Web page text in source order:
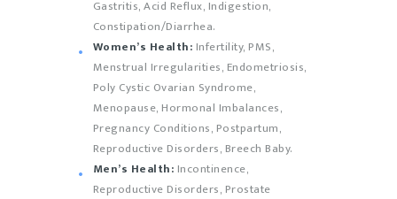
Gastritis, Acid Reflux, Indigestion,
Constipation/Diarrhea.
Women’s Health: Infertility, PMS,
Menstrual Irregularities, Endometriosis,
Poly Cystic Ovarian Syndrome,
Menopause, Hormonal Imbalances,
Pregnancy Conditions, Postpartum,
Reproductive Disorders, Breech Baby.
Men’s Health: Incontinence,
Reproductive Disorders, Prostate